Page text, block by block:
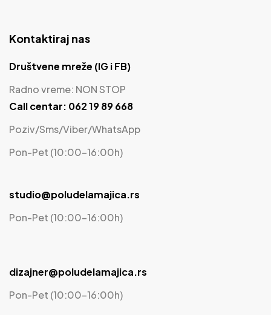
Kontaktiraj nas
Društvene mreže (IG i FB)
Radno vreme: NON STOP
Call centar: 062 19 89 668
Poziv/Sms/Viber/WhatsApp
Pon-Pet (10:00-16:00h)
studio@poludelamajica.rs
Pon-Pet (10:00-16:00h)
dizajner@poludelamajica.rs
Pon-Pet (10:00-16:00h)